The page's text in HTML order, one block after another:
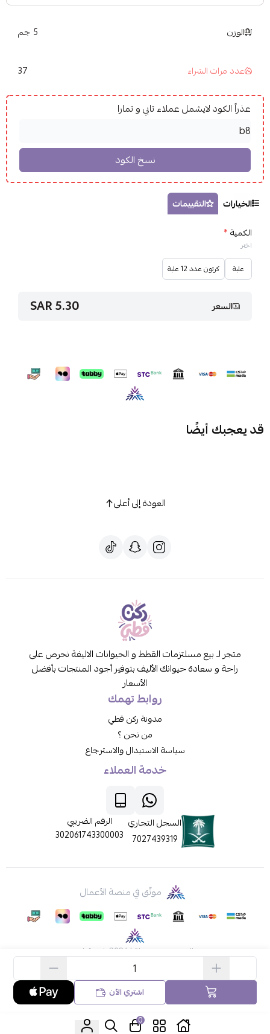
0
الوزن 5 جم
عدد مرات الشراء 37
عذراً الكود لايشمل عملاء تابي و تمارا
اشتري الآن
الخيارات
التقييمات
الكمية*
اختر
علبة كرتون عدد 12 علبة
السعر 5.30 SAR
قد يعجبك أيضًا
العودة إلى أعلى
متجر لـ بيع مسلتزمات القطط و الحيوانات الاليفة نحرص على
راحة و سعادة حيوانك الأليف بتوفير أجود المنتجات بأفضل
الأسعار
روابط تهمك
مدونة ركن قطي
من نحن ؟
سياسة الاستبدال والاسترجاع
خدمة العملاء
السجل التجاري
7027439319
الرقم الضريبي
302061743300003
موثّق في منصة الأعمال
الحقوق محفوظة | 2026 ركن قطي